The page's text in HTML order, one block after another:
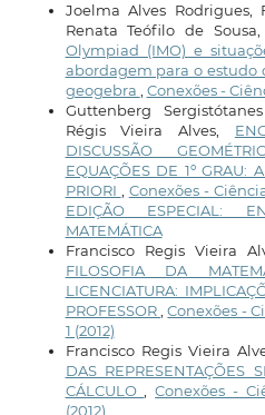
Joelma Alves Rodrigues,
Renata Teófilo de Sousa,
Olympiad (IMO) e
abordagem para o estudo
geogebra , Conexões -
Guttenberg
Régis Vieira Alves,
DISCUSSÃO
EQUAÇÕES DE 1º GRAU:
PRIORI , Conexões -
EDIÇÃO ESPECIAL:
MATEMÁTICA
Francisco Regis Vieira
FILOSOFIA DA
LICENCIATURA:
PROFESSOR,Conexões -
1 (2012)
Francisco Regis Vieira
DAS REPRESENTAÇÕES
CÁLCULO,Conexões -
(2012)